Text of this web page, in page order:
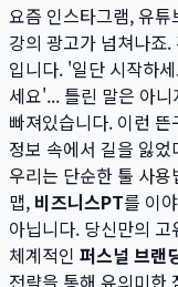
요즘 인스타그램, 유
강의 광고가 넘쳐나죠
입니다. '일단 시작하
세요'... 틀린 말은 아
빠져있습니다. 이런
정보 속에서 길을 잃
우리는 단순한 툴 사
맵, 비즈니스PT를 이
아닙니다. 당신만의
체계적인 퍼스널 브랜
전략을 통해 유의미한